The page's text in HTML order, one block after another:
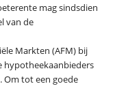
mag sindsdien
van de
Markten (AFM) bij
hypotheekaanbieders
Om tot een goede